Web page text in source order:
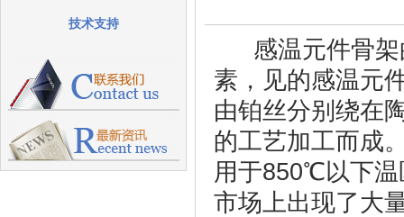
技术支持
感温元件骨
素，见的感温元
由铂丝分别绕在
的工艺加工而成
用于850℃以下
市场上出现了大